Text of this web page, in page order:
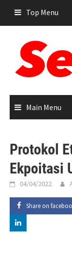
content
Top Menu
Main Menu
Protokol
Ekpoitasi
04/04/2022
Share on